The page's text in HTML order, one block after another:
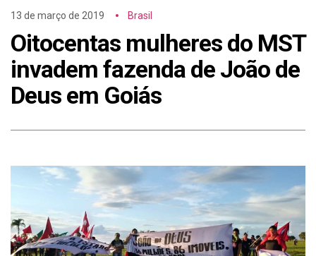
13 de março de 2019 Brasil
Oitocentas mulheres do MST
invadem fazenda de João de
Deus em Goiás